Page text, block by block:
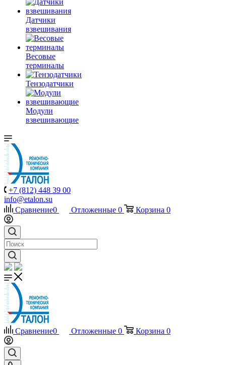
Датчики
взвешивания
Весовые
терминалы
Тензодатчики
Модули
взвешивающие
+7 (812) 448 39 00
info@etalon.su
Сравнение0 Отложенные 0 Корзина 0
Сравнение0 Отложенные 0 Корзина 0